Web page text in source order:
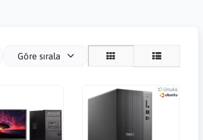
Göre sırala